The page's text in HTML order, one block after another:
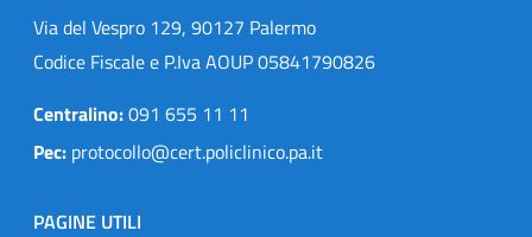
Via del Vespro 129, 90127 Palermo
Codice Fiscale e P.Iva AOUP 05841790826
Centralino:091 655 11 11
Pec: protocollo@cert.policlinico.pa.it
PAGINE UTILI